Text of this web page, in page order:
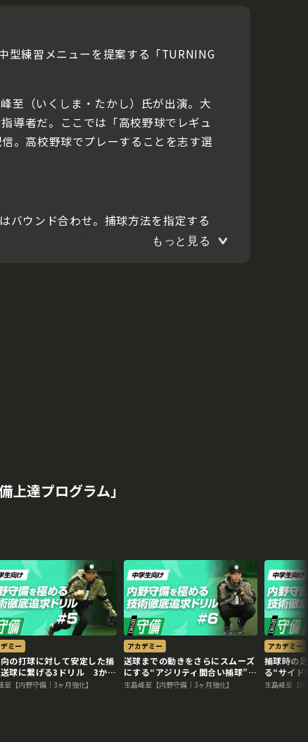
型練習メニューを提案する「TURNING
至（いくしま・たかし）氏が出演。大
導者だ。ここでは「高校野球でレギュ
。高校野球でプレーすることを志す選
バウンド合わせ。捕球方法を指定する
もっと見る
上達プログラム｣
ミー
の打球に対して安定した捕
球に繋げる3ドリル 3か月
力を変える内野守備向上メ
至【内野守備｜3ヶ月強化】
アカデミー
送球までの動きをさらにスムーズ
にする“アジリティ間合い捕球”
3か月で技術力を変える内野守備
生島峰至【内野守備｜3ヶ月強化】
アカデミー
捕球時の
る“サイ
月で技術
生島峰至【